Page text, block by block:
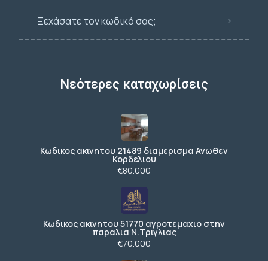
Ξεχάσατε τον κωδικό σας;
Νεότερες καταχωρίσεις
Κωδικος ακινητου 21489 διαμερισμα Ανωθεν
Κορδελιου
€80.000
Κωδικος ακινητου 51770 αγροτεμαχιο στην
παραλια Ν.Τριγλιας
€70.000